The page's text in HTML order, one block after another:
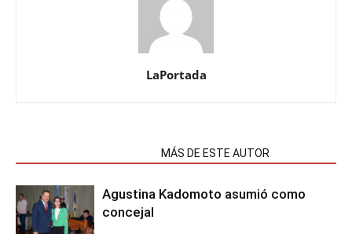
LaPortada
MÁS DE ESTE AUTOR
Agustina Kadomoto asumió como
concejal